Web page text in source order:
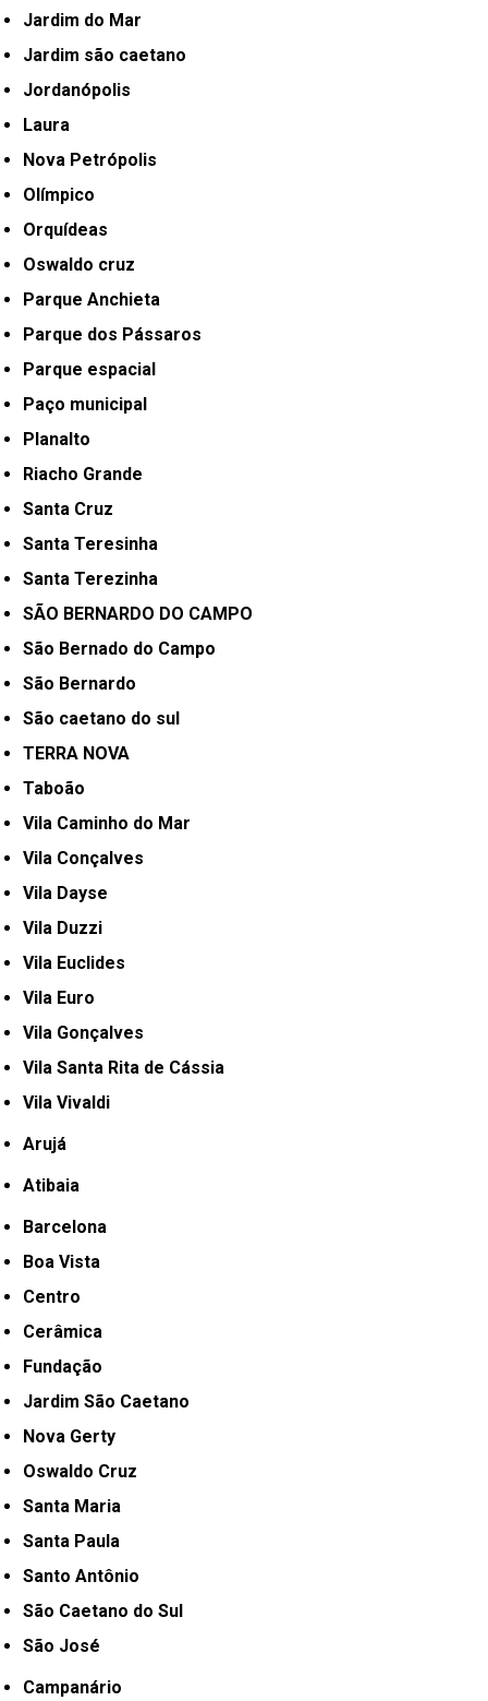
Jardim do Mar
Jardim são caetano
Jordanópolis
Laura
Nova Petrópolis
Olímpico
Orquídeas
Oswaldo cruz
Parque Anchieta
Parque dos Pássaros
Parque espacial
Paço municipal
Planalto
Riacho Grande
Santa Cruz
Santa Teresinha
Santa Terezinha
SÃO BERNARDO DO CAMPO
São Bernado do Campo
São Bernardo
São caetano do sul
TERRA NOVA
Taboão
Vila Caminho do Mar
Vila Conçalves
Vila Dayse
Vila Duzzi
Vila Euclides
Vila Euro
Vila Gonçalves
Vila Santa Rita de Cássia
Vila Vivaldi
Arujá
Atibaia
Barcelona
Boa Vista
Centro
Cerâmica
Fundação
Jardim São Caetano
Nova Gerty
Oswaldo Cruz
Santa Maria
Santa Paula
Santo Antônio
São Caetano do Sul
São José
Campanário